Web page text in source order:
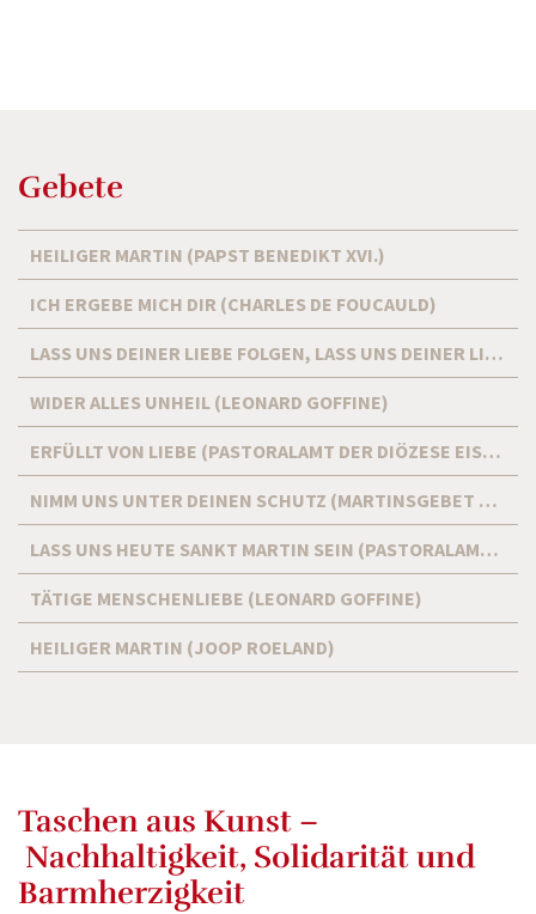
Gebete
HEILIGER MARTIN (PAPST BENEDIKT XVI.)
ICH ERGEBE MICH DIR (CHARLES DE FOUCAULD)
LASS UNS DEINER LIEBE FOLGEN, LASS UNS DEINER LIEBE VERTRAUEN (LITURGIEREFERAT DER DIÖZESE EISENSTADT)
WIDER ALLES UNHEIL (LEONARD GOFFINE)
ERFÜLLT VON LIEBE (PASTORALAMT DER DIÖZESE EISENSTADT)
NIMM UNS UNTER DEINEN SCHUTZ (MARTINSGEBET NACH EINER TAFEL AM GRAB DES HEILIGEN IN TOURS)
LASS UNS HEUTE SANKT MARTIN SEIN (PASTORALAMT DER DIÖZESE EISENSTADT)
TÄTIGE MENSCHENLIEBE (LEONARD GOFFINE)
HEILIGER MARTIN (JOOP ROELAND)
Taschen aus Kunst –
Nachhaltigkeit, Solidarität und
Barmherzigkeit